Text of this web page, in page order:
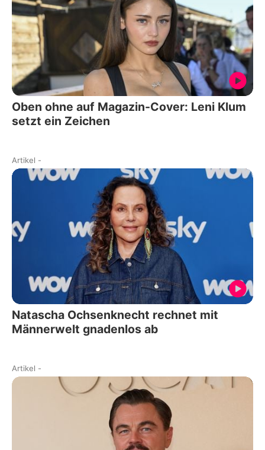
Oben ohne auf Magazin-Cover: Leni Klum
setzt ein Zeichen
Artikel -
Natascha Ochsenknecht rechnet mit
Männerwelt gnadenlos ab
Artikel -